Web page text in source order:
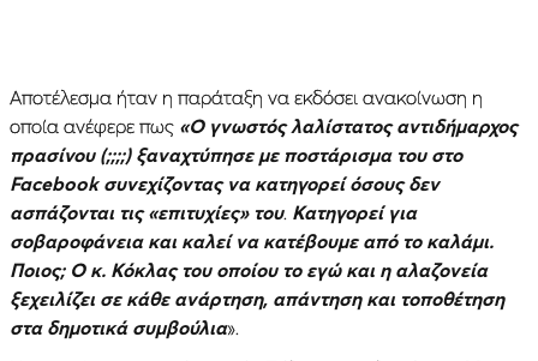
Αποτέλεσμα ήταν η παράταξη να εκδόσει ανακοίνωση η
οποία ανέφερε πως «Ο γνωστός λαλίστατος αντιδήμαρχος
πρασίνου (;;;;) ξαναχτύπησε με ποστάρισμα του στο
Facebook συνεχίζοντας να κατηγορεί όσους δεν
ασπάζονται τις «επιτυχίες» του. Κατηγορεί για
σοβαροφάνεια και καλεί να κατέβουμε από το καλάμι.
Ποιος; O κ. Κόκλας του οποίου το εγώ και η αλαζονεία
ξεχειλίζει σε κάθε ανάρτηση, απάντηση και τοποθέτηση
στα δημοτικά συμβούλια».